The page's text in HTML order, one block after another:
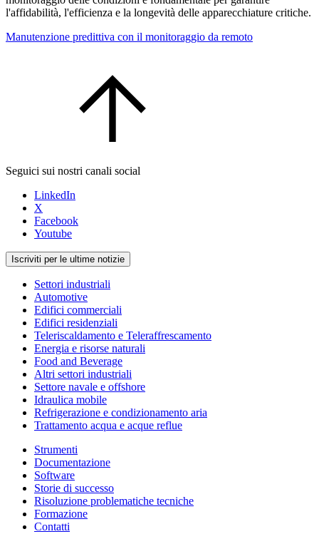
l'affidabilità, l'efficienza e la longevità delle apparecchiature critiche.
Manutenzione predittiva con il monitoraggio da remoto
Seguici sui nostri canali social
LinkedIn
X
Facebook
Youtube
Iscriviti per le ultime notizie
Settori industriali
Automotive
Edifici commerciali
Edifici residenziali
Teleriscaldamento e Teleraffrescamento
Energia e risorse naturali
Food and Beverage
Altri settori industriali
Settore navale e offshore
Idraulica mobile
Refrigerazione e condizionamento aria
Trattamento acqua e acque reflue
Strumenti
Documentazione
Software
Storie di successo
Risoluzione problematiche tecniche
Formazione
Contatti